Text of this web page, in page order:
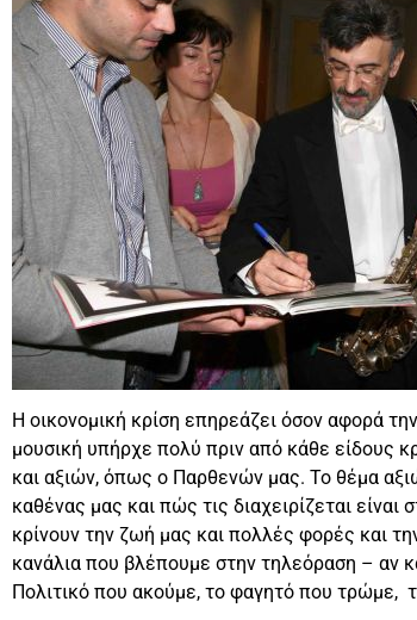
Η οικονομική κρίση επηρεάζει όσον αφορά
μουσική υπήρχε πολύ πριν από κάθε είδους
και αξιών, όπως ο Παρθενών μας. Το θέμα
καθένας μας και πώς τις διαχειρίζεται
κρίνουν την ζωή μας και πολλές φορές και
κανάλια που βλέπουμε στην τηλεόραση – αν
Πολιτικό που ακούμε, το φαγητό που τρώμε,